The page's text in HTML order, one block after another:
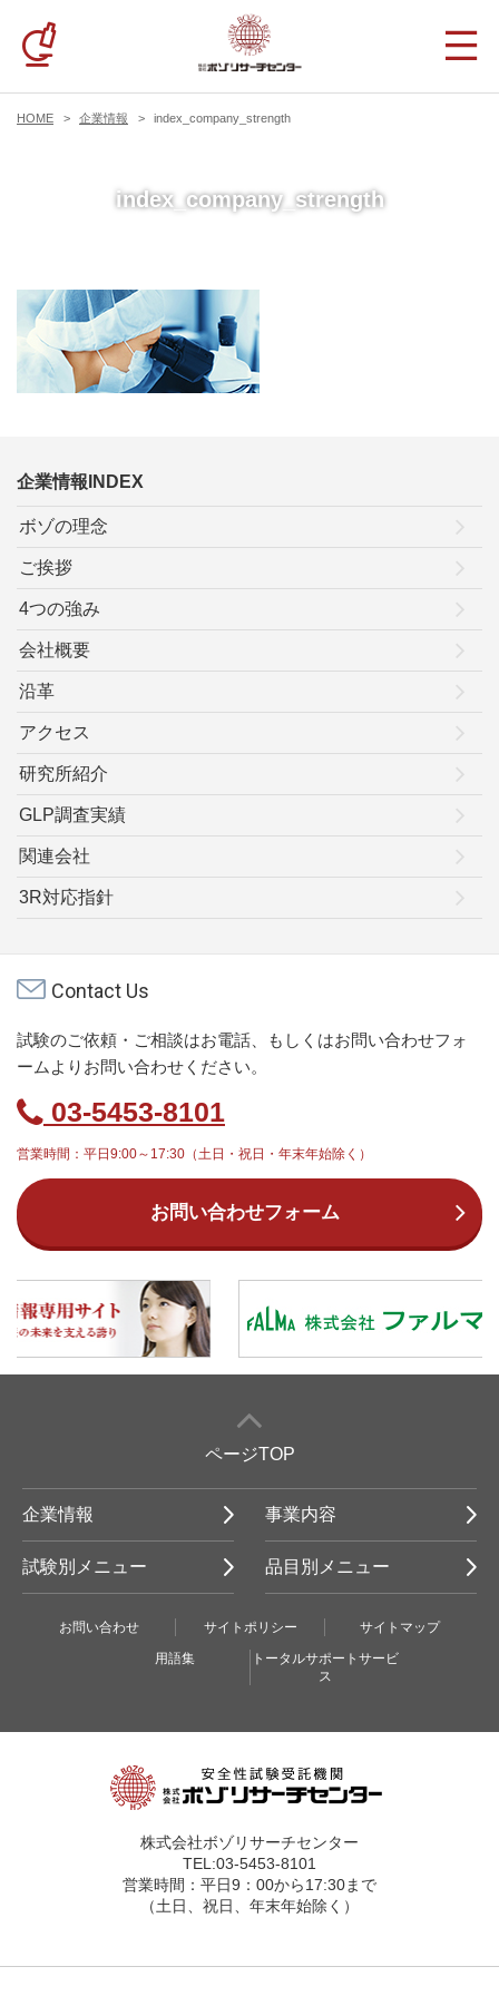
HOME 企業情報 index_company_strength
index_company_strength
企業情報INDEX
ボゾの理念
ご挨拶
4つの強み
会社概要
沿革
アクセス
研究所紹介
GLP調査実績
関連会社
3R対応指針
Contact Us
試験のご依頼・ご相談はお電話、もしくはお問い合わせフォ
ームよりお問い合わせください。
03-5453-8101
営業時間：平日9:00～17:30（土日・祝日・年末年始除く）
お問い合わせフォーム
ページTOP
企業情報 事業内容
試験別メニュー 品目別メニュー
お問い合わせ サイトポリシー
サイトマップ
用語集
トータルサポートサービ
ス
株式会社ボゾリサーチセンター
TEL:03-5453-8101
営業時間：平日9：00から17:30まで
（土日、祝日、年末年始除く）